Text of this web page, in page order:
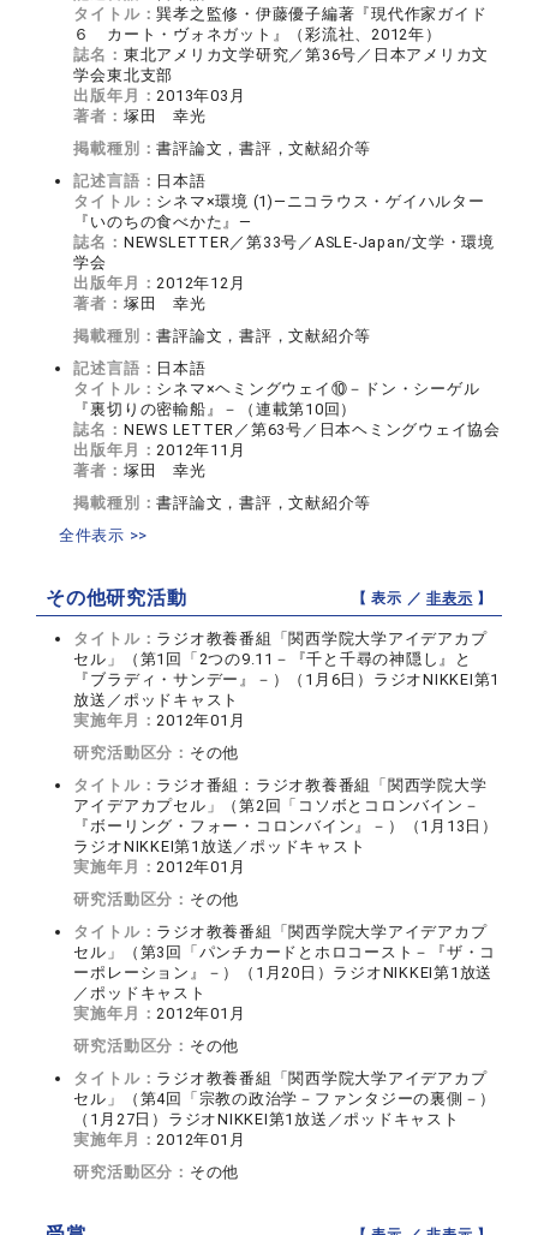
タイトル：巽孝之監修・伊藤優子編著『現代作家ガイド
６ カート・ヴォネガット』（彩流社、2012年）
誌名： 東北アメリカ文学研究／第36号／日本アメリカ文
学会東北支部
出版年月： 2013年03月
著者： 塚田 幸光
掲載種別：書評論文，書評，文献紹介等
記述言語： 日本語
タイトル： シネマ×環境 (1)―ニコラウス・ゲイハルター
『いのちの食べかた』―
誌名： NEWSLETTER／第33号／ASLE-Japan/文学・環境
学会
出版年月： 2012年12月
著者： 塚田 幸光
掲載種別：書評論文，書評，文献紹介等
記述言語： 日本語
タイトル： シネマ×ヘミングウェイ⑩－ドン・シーゲル
『裏切りの密輸船』－（連載第10回）
誌名： NEWS LETTER／第63号／日本ヘミングウェイ協会
出版年月： 2012年11月
著者： 塚田 幸光
掲載種別：書評論文，書評，文献紹介等
全件表示 >>
その他研究活動 【 表示 ／非表示 】
タイトル： ラジオ教養番組「関西学院大学アイデアカプ
セル」（第1回「2つの9.11－『千と千尋の神隠し』と
『ブラディ・サンデー』－）（1月6日）ラジオNIKKEI第1
放送／ポッドキャスト
実施年月： 2012年01月
研究活動区分： その他
タイトル： ラジオ番組：ラジオ教養番組「関西学院大学
アイデアカプセル」（第2回「コソボとコロンバイン－
『ボーリング・フォー・コロンバイン』－）（1月13日）
ラジオNIKKEI第1放送／ポッドキャスト
実施年月： 2012年01月
研究活動区分： その他
タイトル： ラジオ教養番組「関西学院大学アイデアカプ
セル」（第3回「パンチカードとホロコースト－『ザ・コ
ーポレーション』－）（1月20日）ラジオNIKKEI第1放送
／ポッドキャスト
実施年月： 2012年01月
研究活動区分： その他
タイトル： ラジオ教養番組「関西学院大学アイデアカプ
セル」（第4回「宗教の政治学－ファンタジーの裏側－）
（1月27日）ラジオNIKKEI第1放送／ポッドキャスト
実施年月： 2012年01月
研究活動区分： その他